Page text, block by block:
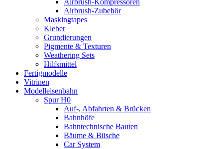
Airbrush-Kompressoren
Airbrush-Zubehör
Maskingtapes
Kleber
Grundierungen
Pigmente & Texturen
Weathering Sets
Hilfsmittel
Fertigmodelle
Vitrinen
Modelleisenbahn
Spur H0
Auf-, Abfahrten & Brücken
Bahnhöfe
Bahntechnische Bauten
Bäume & Büsche
Car System